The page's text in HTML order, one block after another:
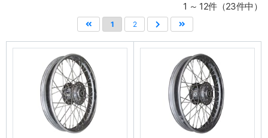
1 ～ 12件（23件中）
1 2